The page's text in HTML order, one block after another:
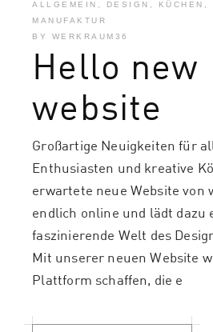
ALLGEMEIN DESIGN KÜCHEN
MANUFAKTUR
BY WERKRAUM36
Hello new
website
Großartige Neuigkeiten für
Enthusiasten und kreative
erwartete neue Website von
endlich online und lädt dazu
faszinierende Welt des
Mit unserer neuen Website
Plattform schaffen, die e